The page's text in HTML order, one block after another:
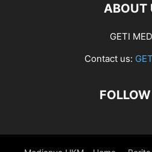
ABOUT
GETI
Contact us: